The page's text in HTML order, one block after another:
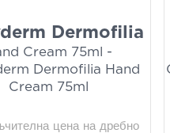
Dermofilia
Cream 75ml -
Dermofilia Hand
Cream 75ml
цена на дребно